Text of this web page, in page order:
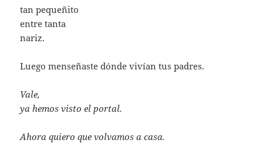
tan pequeñito
entre tanta
nariz.
Luego menseñaste dónde vivían tus padres.
Vale,
ya hemos visto el portal.
Ahora quiero que volvamos a casa.